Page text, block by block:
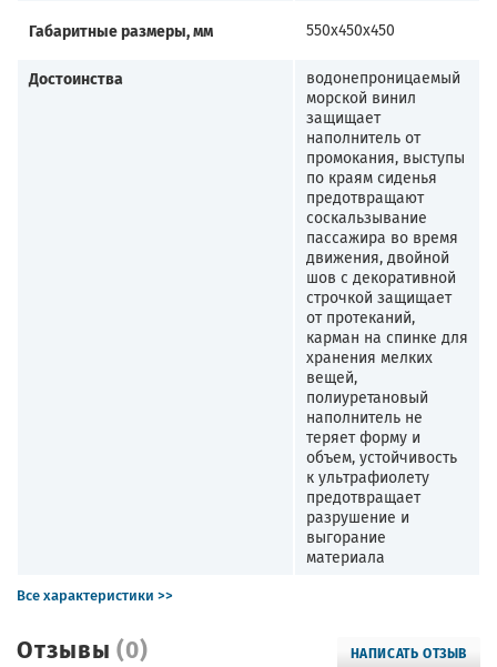
Отзывы(0) НАПИСАТЬ ОТЗЫВ
Габаритные размеры, мм 550х450х450
Достоинства
водонепроницаемый
морской винил
защищает
наполнитель от
промокания, выступы
по краям сиденья
предотвращают
соскальзывание
пассажира во время
движения, двойной
шов с декоративной
строчкой защищает
от протеканий,
карман на спинке для
хранения мелких
вещей,
полиуретановый
наполнитель не
теряет форму и
объем, устойчивость
к ультрафиолету
предотвращает
разрушение и
выгорание
материала
Все характеристики >>